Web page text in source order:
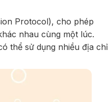
Protocol), cho phép
nhau cùng một lúc.
thể sử dụng nhiều địa chỉ